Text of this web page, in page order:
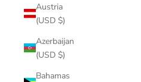
Austria
(USD $)
Azerbaijan
(USD $)
Bahamas